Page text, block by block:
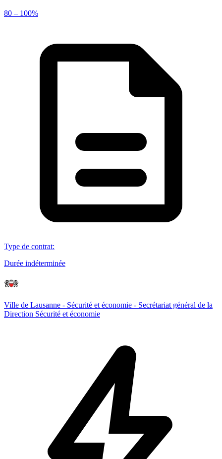
80 – 100%
Type de contrat:
Durée indéterminée
Ville de Lausanne - Sécurité et économie - Secrétariat général de la
Direction Sécurité et économie